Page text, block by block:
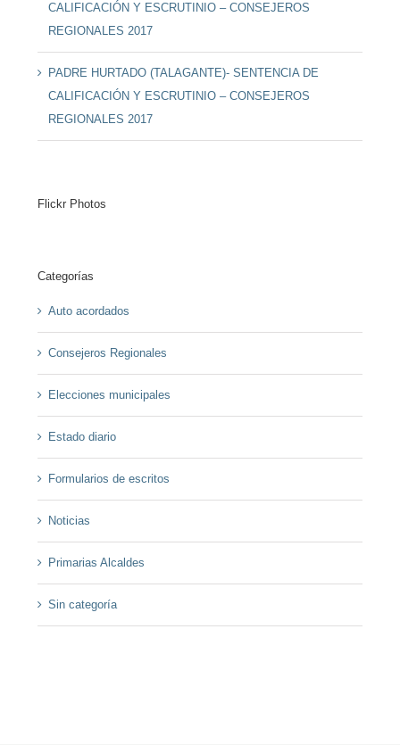
CALIFICACIÓN Y ESCRUTINIO – CONSEJEROS
REGIONALES 2017
PADRE HURTADO (TALAGANTE)- SENTENCIA DE
CALIFICACIÓN Y ESCRUTINIO – CONSEJEROS
REGIONALES 2017
Flickr Photos
Categorías
Auto acordados
Consejeros Regionales
Elecciones municipales
Estado diario
Formularios de escritos
Noticias
Primarias Alcaldes
Sin categoría